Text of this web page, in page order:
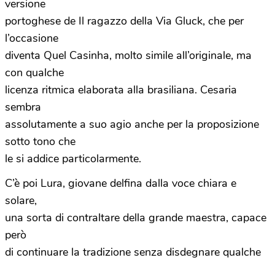
versione
portoghese de Il ragazzo della Via Gluck, che per
l’occasione
diventa Quel Casinha, molto simile all’originale, ma
con qualche
licenza ritmica elaborata alla brasiliana. Cesaria
sembra
assolutamente a suo agio anche per la proposizione
sotto tono che
le si addice particolarmente.
C’è poi Lura, giovane delfina dalla voce chiara e
solare,
una sorta di contraltare della grande maestra, capace
però
di continuare la tradizione senza disdegnare qualche